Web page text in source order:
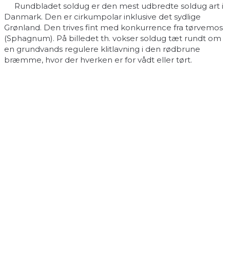
Rundbladet soldug er den mest udbredte soldug art i
Danmark. Den er cirkumpolar inklusive det sydlige
Grønland. Den trives fint med konkurrence fra tørvemos
(Sphagnum). På billedet th. vokser soldug tæt rundt om
en grundvands regulere klitlavning i den rødbrune
bræmme, hvor der hverken er for vådt eller tørt.